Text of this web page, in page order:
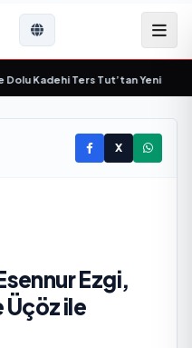
Kadehi Ters Tut’tan Yeni İş
X
Ezgi,
Üçöz ile